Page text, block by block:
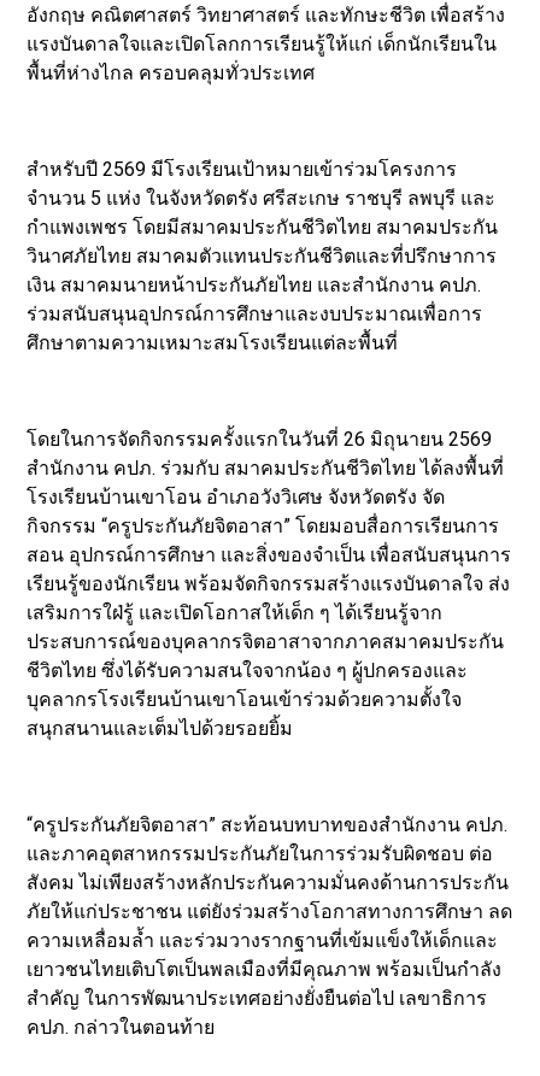
อังกฤษ คณิตศาสตร์ วิทยาศาสตร์ และทักษะชีวิต เพื่อสร้าง
แรงบันดาลใจและเปิดโลกการเรียนรู้ให้แก่ เด็กนักเรียนใน
พื้นที่ห่างไกล ครอบคลุมทั่วประเทศ
สำหรับปี 2569 มีโรงเรียนเป้าหมายเข้าร่วมโครงการ
จำนวน 5 แห่ง ในจังหวัดตรัง ศรีสะเกษ ราชบุรี ลพบุรี และ
กำแพงเพชร โดยมีสมาคมประกันชีวิตไทย สมาคมประกัน
วินาศภัยไทย สมาคมตัวแทนประกันชีวิตและที่ปรึกษาการ
เงิน สมาคมนายหน้าประกันภัยไทย และสำนักงาน คปภ.
ร่วมสนับสนุนอุปกรณ์การศึกษาและงบประมาณเพื่อการ
ศึกษาตามความเหมาะสมโรงเรียนแต่ละพื้นที่
โดยในการจัดกิจกรรมครั้งแรกในวันที่ 26 มิถุนายน 2569
สำนักงาน คปภ. ร่วมกับ สมาคมประกันชีวิตไทย ได้ลงพื้นที่
โรงเรียนบ้านเขาโอน อำเภอวังวิเศษ จังหวัดตรัง จัด
กิจกรรม “ครูประกันภัยจิตอาสา” โดยมอบสื่อการเรียนการ
สอน อุปกรณ์การศึกษา และสิ่งของจำเป็น เพื่อสนับสนุนการ
เรียนรู้ของนักเรียน พร้อมจัดกิจกรรมสร้างแรงบันดาลใจ ส่ง
เสริมการใฝ่รู้ และเปิดโอกาสให้เด็ก ๆ ได้เรียนรู้จาก
ประสบการณ์ของบุคลากรจิตอาสาจากภาคสมาคมประกัน
ชีวิตไทย ซึ่งได้รับความสนใจจากน้อง ๆ ผู้ปกครองและ
บุคลากรโรงเรียนบ้านเขาโอนเข้าร่วมด้วยความตั้งใจ
สนุกสนานและเต็มไปด้วยรอยยิ้ม
“ครูประกันภัยจิตอาสา” สะท้อนบทบาทของสำนักงาน คปภ.
และภาคอุตสาหกรรมประกันภัยในการร่วมรับผิดชอบ ต่อ
สังคม ไม่เพียงสร้างหลักประกันความมั่นคงด้านการประกัน
ภัยให้แก่ประชาชน แต่ยังร่วมสร้างโอกาสทางการศึกษา ลด
ความเหลื่อมล้ำ และร่วมวางรากฐานที่เข้มแข็งให้เด็กและ
เยาวชนไทยเติบโตเป็นพลเมืองที่มีคุณภาพ พร้อมเป็นกำลัง
สำคัญ ในการพัฒนาประเทศอย่างยั่งยืนต่อไป เลขาธิการ
คปภ. กล่าวในตอนท้าย